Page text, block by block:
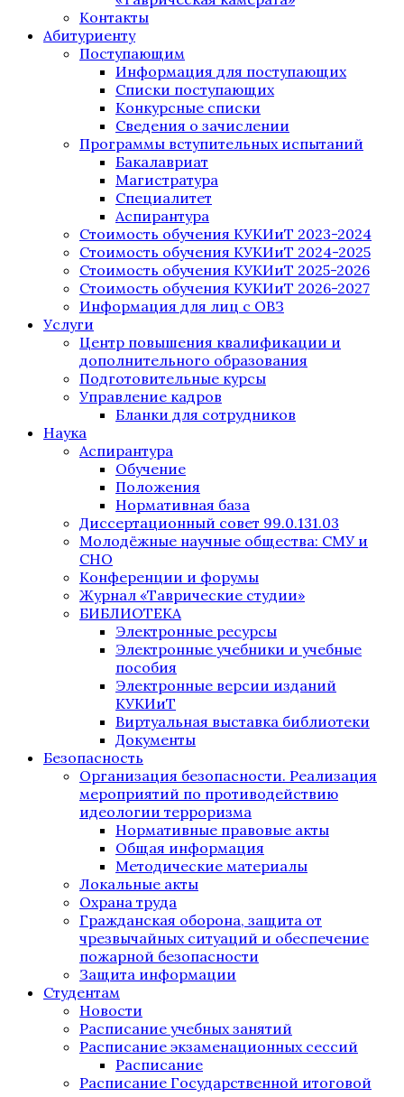
Контакты
Абитуриенту
Поступающим
Информация для поступающих
Списки поступающих
Конкурсные списки
Сведения о зачислении
Программы вступительных испытаний
Бакалавриат
Магистратура
Специалитет
Аспирантура
Стоимость обучения КУКИиТ 2023-2024
Стоимость обучения КУКИиТ 2024-2025
Стоимость обучения КУКИиТ 2025-2026
Стоимость обучения КУКИиТ 2026-2027
Информация для лиц с ОВЗ
Услуги
Центр повышения квалификации и
дополнительного образования
Подготовительные курсы
Управление кадров
Бланки для сотрудников
Наука
Аспирантура
Обучение
Положения
Нормативная база
Диссертационный совет 99.0.131.03
Молодёжные научные общества: СМУ и
СНО
Конференции и форумы
Журнал «Таврические студии»
БИБЛИОТЕКА
Электронные ресурсы
Электронные учебники и учебные
пособия
Электронные версии изданий
КУКИиТ
Виртуальная выставка библиотеки
Документы
Безопасность
Организация безопасности. Реализация
мероприятий по противодействию
идеологии терроризма
Нормативные правовые акты
Общая информация
Методические материалы
Локальные акты
Охрана труда
Гражданская оборона, защита от
чрезвычайных ситуаций и обеспечение
пожарной безопасности
Защита информации
Студентам
Новости
Расписание учебных занятий
Расписание экзаменационных сессий
Расписание
Расписание Государственной итоговой